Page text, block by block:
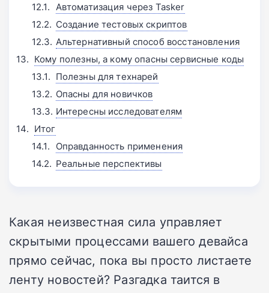
Автоматизация через Tasker
Создание тестовых скриптов
Альтернативный способ восстановления
Кому полезны, а кому опасны сервисные коды
Полезны для технарей
Опасны для новичков
Интересны исследователям
Итог
Оправданность применения
Реальные перспективы
Какая неизвестная сила управляет
скрытыми процессами вашего девайса
прямо сейчас, пока вы просто листаете
ленту новостей? Разгадка таится в